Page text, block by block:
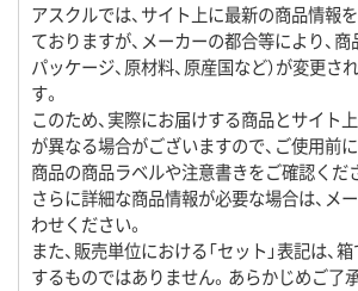
アスクルでは、サイト上に最新の商品情報
ておりますが、メーカーの都合等により、商
パッケージ、原材料、原産国など）が変更さ
す。
このため、実際にお届けする商品とサイト
が異なる場合がございますので、ご使用前
商品の商品ラベルや注意書きをご確認くだ
さらに詳細な商品情報が必要な場合は、メ
わせください。
また、販売単位における「セット」表記は、
するものではありません。あらかじめご了